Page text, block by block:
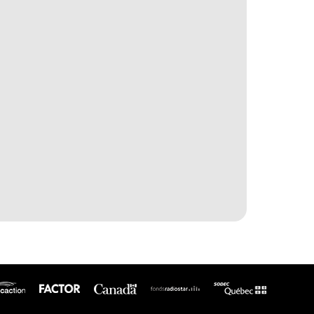
Factor Canada
Fonds
SODEC